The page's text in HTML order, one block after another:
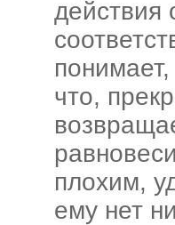
действия
что,
плохим,
ему нет